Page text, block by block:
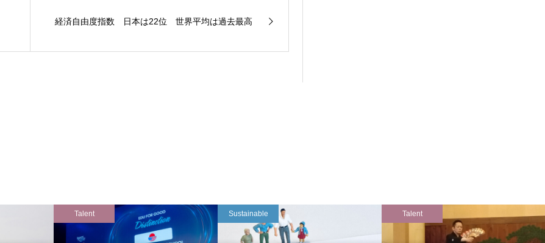
経済自由度指数 日本は22位 世界平均は過去最高
Talent Sustainable Talent